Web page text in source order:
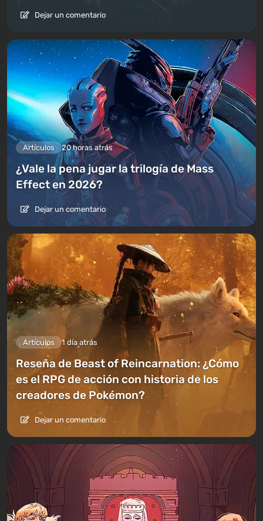
Dejar un comentario
Artículos 20 horas atrás
¿Vale la pena jugar la trilogía de Mass
Effect en 2026?
Dejar un comentario
Artículos 1 día atrás
Reseña de Beast of Reincarnation: ¿Cómo
es el RPG de acción con historia de los
creadores de Pokémon?
Dejar un comentario